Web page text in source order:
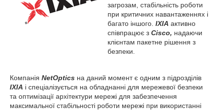
загрозам, стабільність роботи
при критичних навантаженнях і
багато іншого. IXIA активно
співпрацює з Cisco, надаючи
клієнтам пакетне рішення з
безпеки.
Компанія NetOptics на даний момент є одним з підрозділів
IXIA і спеціалізується на обладнанні для мережевої безпеки
та оптимізації архітектури мережі для забезпечення
максимальної стабільності роботи мережі при використанні